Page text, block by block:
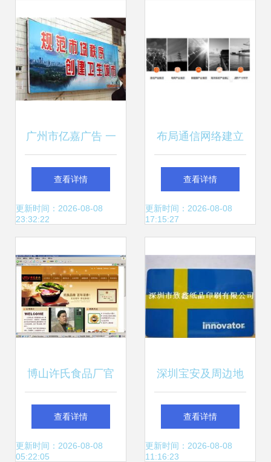
广州市亿嘉广告 一
站式综合广告制作
解决方案，打造城
查看详情
更新时间：2026-08-08
23:32:22
布局通信网络建立
工业互联网 中天科
技以特种输电技术
查看详情
更新时间：2026-08-08
17:15:27
博山许氏食品厂官
方网站建设方案
——传统美食与数
查看详情
更新时间：2026-08-08
05:22:05
深圳宝安及周边地
区印刷包装与标识
制作服务全览
查看详情
更新时间：2026-08-08
11:16:23